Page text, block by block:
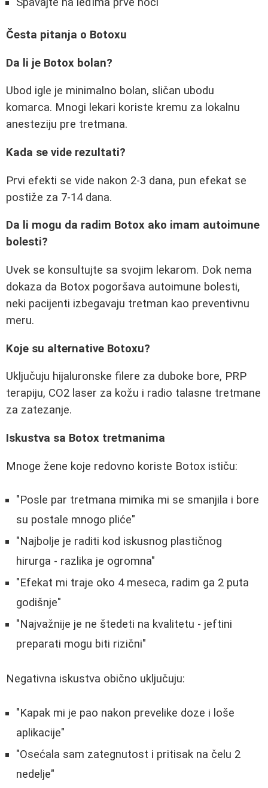
Česta pitanja o Botoxu
Da li je Botox bolan?
Ubod igle je minimalno bolan, sličan ubodu
komarca. Mnogi lekari koriste kremu za lokalnu
anesteziju pre tretmana.
Kada se vide rezultati?
Prvi efekti se vide nakon 2-3 dana, pun efekat se
postiže za 7-14 dana.
Da li mogu da radim Botox ako imam autoimune
bolesti?
Uvek se konsultujte sa svojim lekarom. Dok nema
dokaza da Botox pogoršava autoimune bolesti,
neki pacijenti izbegavaju tretman kao preventivnu
meru.
Koje su alternative Botoxu?
Uključuju hijaluronske filere za duboke bore, PRP
terapiju, CO2 laser za kožu i radio talasne tretmane
za zatezanje.
Iskustva sa Botox tretmanima
Mnoge žene koje redovno koriste Botox ističu:
"Posle par tretmana mimika mi se smanjila i bore
su postale mnogo pliće"
"Najbolje je raditi kod iskusnog plastičnog
hirurga - razlika je ogromna"
"Efekat mi traje oko 4 meseca, radim ga 2 puta
godišnje"
"Najvažnije je ne štedeti na kvalitetu - jeftini
preparati mogu biti rizični"
Negativna iskustva obično uključuju:
"Kapak mi je pao nakon prevelike doze i loše
aplikacije"
"Osećala sam zategnutost i pritisak na čelu 2
nedelje"